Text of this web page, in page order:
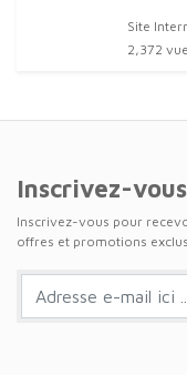
Site
2,372
Inscrivez-
Inscrivez-vous pour
offres et promotions